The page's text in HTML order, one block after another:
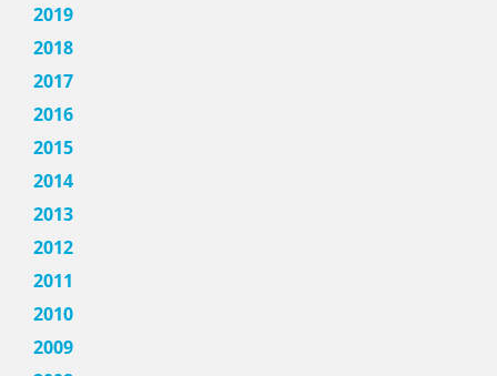
2019
2018
2017
2016
2015
2014
2013
2012
2011
2010
2009